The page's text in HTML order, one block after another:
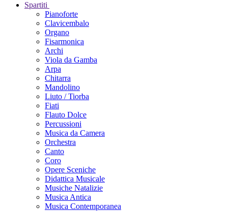
Spartiti
Pianoforte
Clavicembalo
Organo
Fisarmonica
Archi
Viola da Gamba
Arpa
Chitarra
Mandolino
Liuto / Tiorba
Fiati
Flauto Dolce
Percussioni
Musica da Camera
Orchestra
Canto
Coro
Opere Sceniche
Didattica Musicale
Musiche Natalizie
Musica Antica
Musica Contemporanea